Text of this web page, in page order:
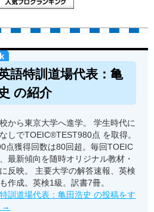
語特訓道場代表：亀
の紹介
から東京大学へ進学。 学生時代に
しでTOEIC®TEST980点 を取得。
点獲得回数は80回超。毎回TOEIC
最新傾向を随時オリジナル教材・
反映。 主要大学の解答速報、英検
作成。英検1級。訳書7冊。
訓道場代表：亀田浩史 の投稿をす
→